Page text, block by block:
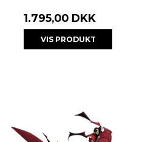
1.795,00 DKK
VIS PRODUKT